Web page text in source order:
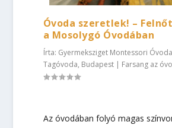
Óvoda szeretlek! –
a Mosolygó Óvodában
Írta: Gyermeksziget Montessori
Tagóvoda, Budapest| Farsang az
Az óvodában folyó magas